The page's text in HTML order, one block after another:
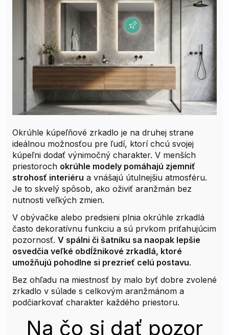
Okrúhle kúpeľňové zrkadlo je na druhej strane
ideálnou možnosťou pre ľudí, ktorí chcú svojej
kúpeľni dodať výnimočný charakter. V menších
priestoroch okrúhle modely pomáhajú zjemniť
strohosť interiéru a vnášajú útulnejšiu atmosféru.
Je to skvelý spôsob, ako oživiť aranžmán bez
nutnosti veľkých zmien.
V obývačke alebo predsieni plnia okrúhle zrkadlá
často dekoratívnu funkciu a sú prvkom priťahujúcim
pozornosť. V spálni či šatníku sa naopak lepšie
osvedčia veľké obdĺžnikové zrkadlá, ktoré
umožňujú pohodlne si prezrieť celú postavu.
Bez ohľadu na miestnosť by malo byť dobre zvolené
zrkadlo v súlade s celkovým aranžmánom a
podčiarkovať charakter každého priestoru.
Na čo si dať pozor